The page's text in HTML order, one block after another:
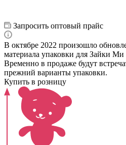
Запросить оптовый прайс
В октябре 2022 произошло
материала упаковки для Зайки
Временно в продаже будут
прежний варианты упаковки.
Купить в розницу